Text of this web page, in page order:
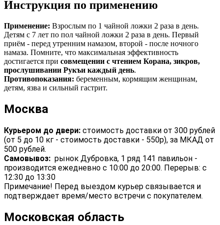
Инструкция по применению
Применение: Взрослым по 1 чайной ложки 2 раза в день.
Детям с 7 лет по пол чайной ложки 2 раза в день. Первый
приём - перед утренним намазом, второй - после ночного
намаза. Помните, что максимальная эффективность
достигается при совмещении с чтением Корана, зикров,
прослушивании Рукъи каждый день.
Противопоказания: беременным, кормящим женщинам,
детям, язва и сильный гастрит.
Москва
Курьером до двери: стоимость доставки от 300 рублей
(от 5 до 10 кг - стоимость доставки - 550р), за МКАД от
500 рублей.
Самовывоз: рынок Дубровка, 1 ряд 141 павильон -
производится ежедневно с 10:00 до 20:00. Перерыв: с
12:30 до 13:30
Примечание! Перед выездом курьер связывается и
подтверждает время/место встречи с покупателем.
Московская область